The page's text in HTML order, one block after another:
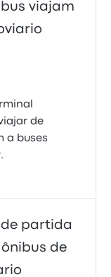
viajam
de
a buses
de partida
de